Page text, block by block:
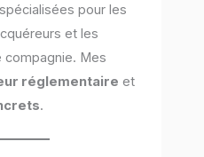
pour les
et les
compagnie. Mes
réglementaire et
.